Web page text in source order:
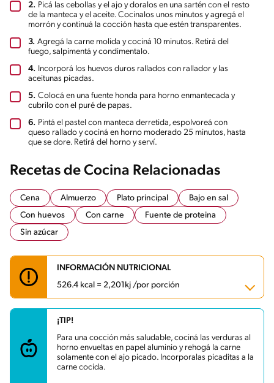
2. Picá las cebollas y el ajo y doralos en una sartén con el resto
de la manteca y el aceite. Cocinalos unos minutos y agregá el
morrón y continuá la cocción hasta que estén transparentes.
3. Agregá la carne molida y cociná 10 minutos. Retirá del
fuego, salpimentá y condimentalo.
4. Incorporá los huevos duros rallados con rallador y las
aceitunas picadas.
5. Colocá en una fuente honda para horno enmantecada y
cubrilo con el puré de papas.
6. Pintá el pastel con manteca derretida, espolvoreá con
queso rallado y cociná en horno moderado 25 minutos, hasta
que se dore. Retirá del horno y serví.
Recetas de Cocina Relacionadas
Cena Almuerzo Plato principal
Bajo en sal
Con huevos
Con carne
Fuente de proteina
Sin azúcar
INFORMACIÓN NUTRICIONAL
526.4 kcal = 2,201kj /por porción
Carbohidratos
Energía 526.4 kcal
Grasas 19.9 g
Fibra 2.6 g
Proteína 24.7 g
¡TIP!
Para una cocción más saludable, cociná las verduras al
horno envueltas en papel aluminio y rehogá la carne
solamente con el ajo picado. Incorporalas picaditas a la
carne cocida.